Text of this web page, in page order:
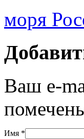
моря
Ваш e-
Имя *